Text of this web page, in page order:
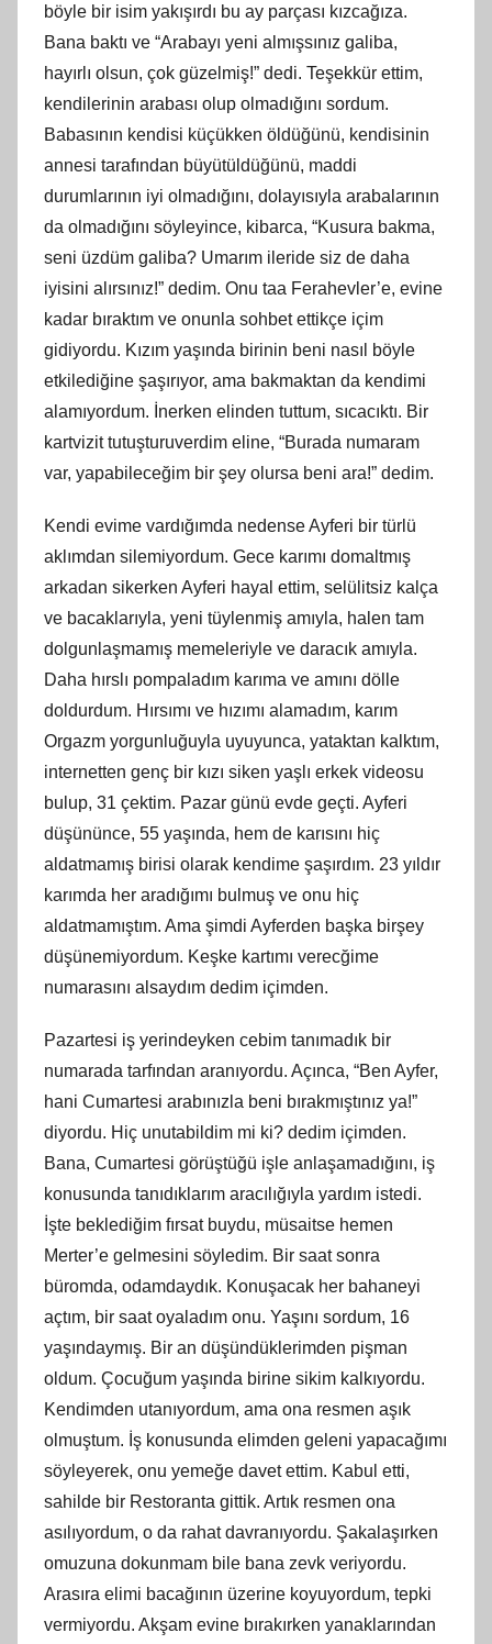
böyle bir isim yakışırdı bu ay parçası kızcağıza.
Bana baktı ve “Arabayı yeni almışsınız galiba,
hayırlı olsun, çok güzelmiş!” dedi. Teşekkür ettim,
kendilerinin arabası olup olmadığını sordum.
Babasının kendisi küçükken öldüğünü, kendisinin
annesi tarafından büyütüldüğünü, maddi
durumlarının iyi olmadığını, dolayısıyla arabalarının
da olmadığını söyleyince, kibarca, “Kusura bakma,
seni üzdüm galiba? Umarım ileride siz de daha
iyisini alırsınız!” dedim. Onu taa Ferahevler’e, evine
kadar bıraktım ve onunla sohbet ettikçe içim
gidiyordu. Kızım yaşında birinin beni nasıl böyle
etkilediğine şaşırıyor, ama bakmaktan da kendimi
alamıyordum. İnerken elinden tuttum, sıcacıktı. Bir
kartvizit tutuşturuverdim eline, “Burada numaram
var, yapabileceğim bir şey olursa beni ara!” dedim.
Kendi evime vardığımda nedense Ayferi bir türlü
aklımdan silemiyordum. Gece karımı domaltmış
arkadan sikerken Ayferi hayal ettim, selülitsiz kalça
ve bacaklarıyla, yeni tüylenmiş amıyla, halen tam
dolgunlaşmamış memeleriyle ve daracık amıyla.
Daha hırslı pompaladım karıma ve amını dölle
doldurdum. Hırsımı ve hızımı alamadım, karım
Orgazm yorgunluğuyla uyuyunca, yataktan kalktım,
internetten genç bir kızı siken yaşlı erkek videosu
bulup, 31 çektim. Pazar günü evde geçti. Ayferi
düşününce, 55 yaşında, hem de karısını hiç
aldatmamış birisi olarak kendime şaşırdım. 23 yıldır
karımda her aradığımı bulmuş ve onu hiç
aldatmamıştım. Ama şimdi Ayferden başka birşey
düşünemiyordum. Keşke kartımı verecğime
numarasını alsaydım dedim içimden.
Pazartesi iş yerindeyken cebim tanımadık bir
numarada tarfından aranıyordu. Açınca, “Ben Ayfer,
hani Cumartesi arabınızla beni bırakmıştınız ya!”
diyordu. Hiç unutabildim mi ki? dedim içimden.
Bana, Cumartesi görüştüğü işle anlaşamadığını, iş
konusunda tanıdıklarım aracılığıyla yardım istedi.
İşte beklediğim fırsat buydu, müsaitse hemen
Merter’e gelmesini söyledim. Bir saat sonra
büromda, odamdaydık. Konuşacak her bahaneyi
açtım, bir saat oyaladım onu. Yaşını sordum, 16
yaşındaymış. Bir an düşündüklerimden pişman
oldum. Çocuğum yaşında birine sikim kalkıyordu.
Kendimden utanıyordum, ama ona resmen aşık
olmuştum. İş konusunda elimden geleni yapacağımı
söyleyerek, onu yemeğe davet ettim. Kabul etti,
sahilde bir Restoranta gittik. Artık resmen ona
asılıyordum, o da rahat davranıyordu. Şakalaşırken
omuzuna dokunmam bile bana zevk veriyordu.
Arasıra elimi bacağının üzerine koyuyordum, tepki
vermiyordu. Akşam evine bırakırken yanaklarından